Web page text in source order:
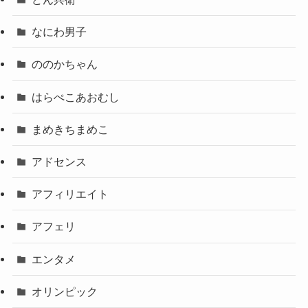
なにわ男子
ののかちゃん
はらぺこあおむし
まめきちまめこ
アドセンス
アフィリエイト
アフェリ
エンタメ
オリンピック